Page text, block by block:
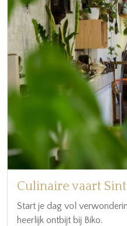
Culinaire vaart
Start je dag vol
heerlijk ontbijt bij Biko.